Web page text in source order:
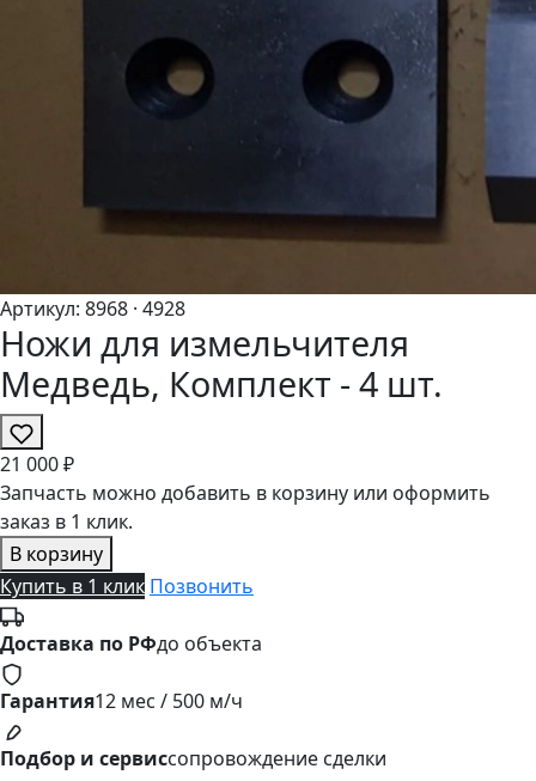
Артикул: 8968 · 4928
Ножи для измельчителя
Медведь, Комплект - 4 шт.
21 000 ₽
Запчасть можно добавить в корзину или оформить
заказ в 1 клик.
В корзину
Купить в 1 клик Позвонить
Доставка по РФдо объекта
Гарантия12 мес / 500 м/ч
Подбор и сервиссопровождение сделки